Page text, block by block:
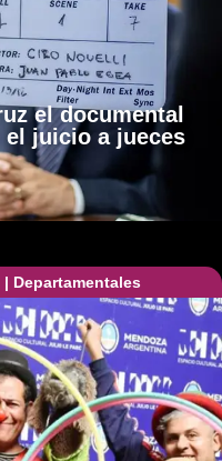
el documental
el juicio a jueces
| Departamentales